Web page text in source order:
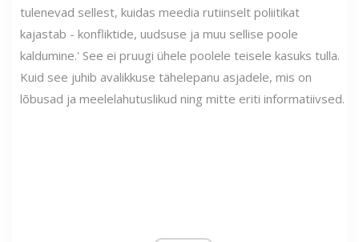
tulenevad sellest, kuidas meedia rutiinselt poliitikat
kajastab - konfliktide, uudsuse ja muu sellise poole
kaldumine.' See ei pruugi ühele poolele teisele kasuks tulla.
Kuid see juhib avalikkuse tähelepanu asjadele, mis on
lõbusad ja meelelahutuslikud ning mitte eriti informatiivsed.